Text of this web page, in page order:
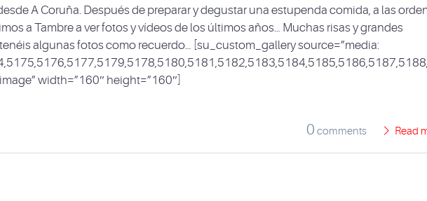
A Coruña. Después de preparar y degustar una estupenda comida, a las
a Tambre a ver fotos y vídeos de los últimos años… Muchas risas y grandes
algunas fotos como recuerdo… [su_custom_gallery source=”media:
width=”160″ height=”160″]
0 comments Read